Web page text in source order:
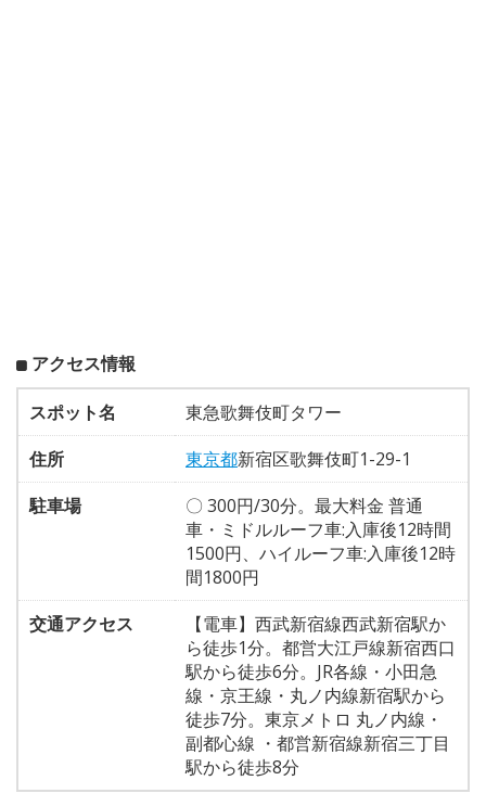
アクセス情報
スポット名
東急歌舞伎町タワー
住所
東京都新宿区歌舞伎町1-29-1
駐車場
〇 300円/30分。最大料金 普通
車・ミドルルーフ車:入庫後12時間
1500円、ハイルーフ車:入庫後12時
間1800円
交通アクセス
【電車】西武新宿線西武新宿駅か
ら徒歩1分。都営大江戸線新宿西口
駅から徒歩6分。JR各線・小田急
線・京王線・丸ノ内線新宿駅から
徒歩7分。東京メトロ 丸ノ内線・
副都心線 ・都営新宿線新宿三丁目
駅から徒歩8分